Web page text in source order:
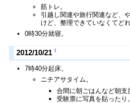
筋トレ。
引越し関連や旅行関連など、
けど、整理できていなくてど
0時30分就寝。
2012/10/21 †
7時40分起床。
ニチアサタイム。
合間に朝ごはんなど朝支
受験票に写真を貼ったり。